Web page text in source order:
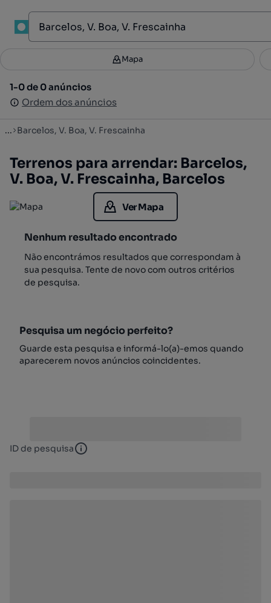
Filtros 3
1-0 de 0 anúncios
Ordem dos anúncios
Mapa
1-0 de 0 anúncios
Ordem dos anúncios
... Barcelos, V. Boa, V. Frescainha
Terrenos para arrendar: Barcelos,
V. Boa, V. Frescainha, Barcelos
Ver Mapa
Nenhum resultado encontrado
Não encontrámos resultados que correspondam à
sua pesquisa. Tente de novo com outros critérios
de pesquisa.
Pesquisa um negócio perfeito?
Guarde esta pesquisa e informá-lo(a)-emos quando
aparecerem novos anúncios coincidentes.
ID de pesquisa ID de pesquisa